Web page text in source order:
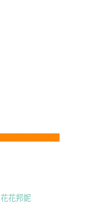
花花邦妮